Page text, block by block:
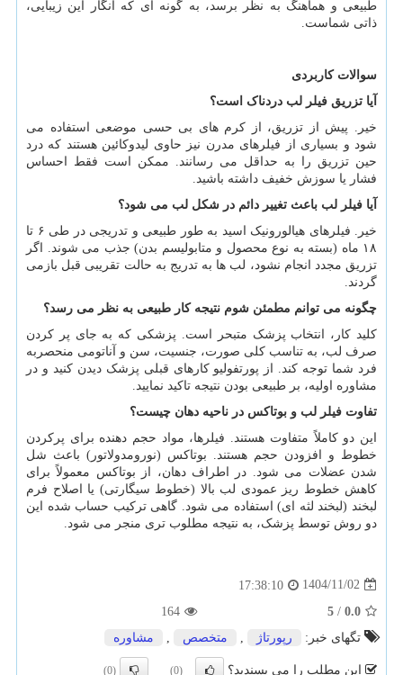
طبیعی و هماهنگ به نظر برسد، به گونه ای که انگار این زیبایی،
ذاتی شماست.
سوالات کاربردی
آیا تزریق فیلر لب دردناک است؟
خیر. پیش از تزریق، از کرم های بی حسی موضعی استفاده می
شود و بسیاری از فیلرهای مدرن نیز حاوی لیدوکائین هستند که درد
حین تزریق را به حداقل می رسانند. ممکن است فقط احساس
فشار یا سوزش خفیف داشته باشید.
آیا فیلر لب باعث تغییر دائم در شکل لب می شود؟
خیر. فیلرهای هیالورونیک اسید به طور طبیعی و تدریجی در طی ۶ تا
۱۸ ماه (بسته به نوع محصول و متابولیسم بدن) جذب می شوند. اگر
تزریق مجدد انجام نشود، لب ها به تدریج به حالت تقریبی قبل بازمی
گردند.
چگونه می توانم مطمئن شوم نتیجه کار طبیعی به نظر می رسد؟
کلید کار، انتخاب پزشک متبحر است. پزشکی که به جای پر کردن
صرف لب، به تناسب کلی صورت، جنسیت، سن و آناتومی منحصربه
فرد شما توجه کند. از پورتفولیو کارهای قبلی پزشک دیدن کنید و در
مشاوره اولیه، بر طبیعی بودن نتیجه تاکید نمایید.
تفاوت فیلر لب و بوتاکس در ناحیه دهان چیست؟
این دو کاملاً متفاوت هستند. فیلرها، مواد حجم دهنده برای پرکردن
خطوط و افزودن حجم هستند. بوتاکس (نورومدولاتور) باعث شل
شدن عضلات می شود. در اطراف دهان، از بوتاکس معمولاً برای
کاهش خطوط ریز عمودی لب بالا (خطوط سیگارتی) یا اصلاح فرم
لبخند (لبخند لثه ای) استفاده می شود. گاهی ترکیب حساب شده این
دو روش توسط پزشک، به نتیجه مطلوب تری منجر می شود.
1404/11/02
17:38:10
0.0
/
5
164
تگهای خبر:
رپورتاژ متخصص مشاوره
این مطلب را می پسندید؟ (0)
(0)